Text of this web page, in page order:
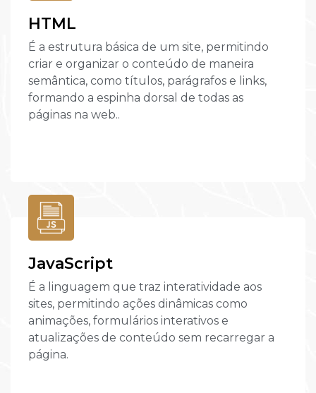
HTML
É a estrutura básica de um site, permitindo
criar e organizar o conteúdo de maneira
semântica, como títulos, parágrafos e links,
formando a espinha dorsal de todas as
páginas na web..
JavaScript
É a linguagem que traz interatividade aos
sites, permitindo ações dinâmicas como
animações, formulários interativos e
atualizações de conteúdo sem recarregar a
página.